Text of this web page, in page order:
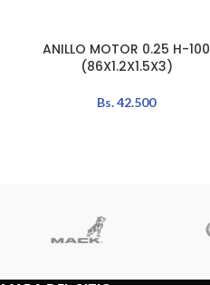
AÑADIR AL CARRITO
ANILLO MOTOR 0.25 H-100
(86X1.2X1.5X3)
Bs.42.500